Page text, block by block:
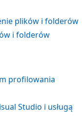
plików i folderów
i folderów
profilowania
Studio i usługą